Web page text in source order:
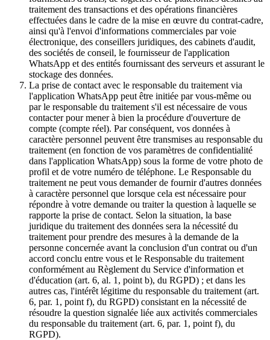
traitement des transactions et des opérations financières
effectuées dans le cadre de la mise en œuvre du contrat-cadre,
ainsi qu'à l'envoi d'informations commerciales par voie
électronique, des conseillers juridiques, des cabinets d'audit,
des sociétés de conseil, le fournisseur de l'application
WhatsApp et des entités fournissant des serveurs et assurant le
stockage des données.
La prise de contact avec le responsable du traitement via
l'application WhatsApp peut être initiée par vous-même ou
par le responsable du traitement s'il est nécessaire de vous
contacter pour mener à bien la procédure d'ouverture de
compte (compte réel). Par conséquent, vos données à
caractère personnel peuvent être transmises au responsable du
traitement (en fonction de vos paramètres de confidentialité
dans l'application WhatsApp) sous la forme de votre photo de
profil et de votre numéro de téléphone. Le Responsable du
traitement ne peut vous demander de fournir d'autres données
à caractère personnel que lorsque cela est nécessaire pour
répondre à votre demande ou traiter la question à laquelle se
rapporte la prise de contact. Selon la situation, la base
juridique du traitement des données sera la nécessité du
traitement pour prendre des mesures à la demande de la
personne concernée avant la conclusion d'un contrat ou d'un
accord conclu entre vous et le Responsable du traitement
conformément au Règlement du Service d'information et
d'éducation (art. 6, al. 1, point b), du RGPD) ; et dans les
autres cas, l'intérêt légitime du responsable du traitement (art.
6, par. 1, point f), du RGPD) consistant en la nécessité de
résoudre la question signalée liée aux activités commerciales
du responsable du traitement (art. 6, par. 1, point f), du
RGPD).